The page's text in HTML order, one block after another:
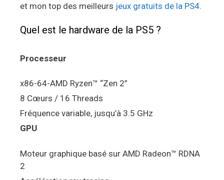
et mon top des meilleurs jeux gratuits de la PS4.
Quel est le hardware de la PS5 ?
Processeur
x86-64-AMD Ryzen™ “Zen 2”
8 Cœurs / 16 Threads
Fréquence variable, jusqu’à 3.5 GHz
GPU
Moteur graphique basé sur AMD Radeon™ RDNA
2